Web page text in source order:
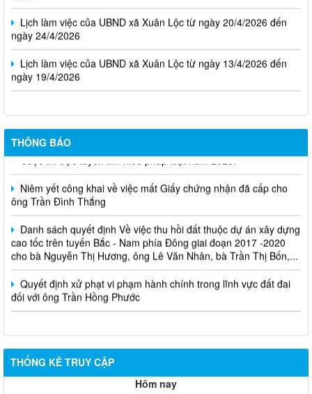
Lịch làm việc của UBND xã Xuân Lộc từ ngày 20/4/2026 đến
ngày 24/4/2026
Lịch làm việc của UBND xã Xuân Lộc từ ngày 13/4/2026 đến
ngày 19/4/2026
THÔNG BÁO
Niêm yết công khai về việc mất Giấy chứng nhận đã cấp cho
ông Trần Đình Thắng
Danh sách quyết định Về việc thu hồi đất thuộc dự án xây dựng
cao tốc trên tuyến Bắc - Nam phía Đông giai đoạn 2017 -2020
cho bà Nguyễn Thị Hương, ông Lê Văn Nhân, bà Trần Thị Bốn,...
Quyết định xử phạt vi phạm hành chính trong lĩnh vực đất đai
đối với ông Trần Hồng Phước
THỐNG KÊ TRUY CẬP
Hôm nay